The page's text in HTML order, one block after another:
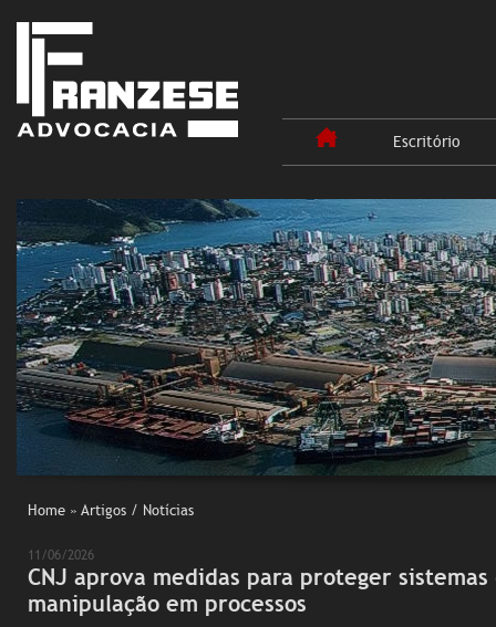
Escritório
Home » Artigos / Notícias
11/06/2026
CNJ aprova medidas para proteger sistemas
manipulação em processos